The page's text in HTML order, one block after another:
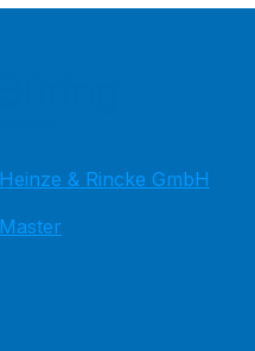
Heinze & Rincke GmbH
Master